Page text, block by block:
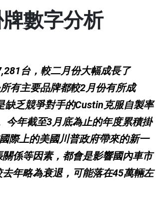
數字分析
台，較二月份大幅成長了
有主要品牌都較2月份有所成
缺乏競爭對手的Custin克服自製率
今年截至3月底為止的年度累積掛
際上的美國川普政府帶來的新一
係等因素，都會是影響國內車市
年略為衰退，可能落在45萬輛左